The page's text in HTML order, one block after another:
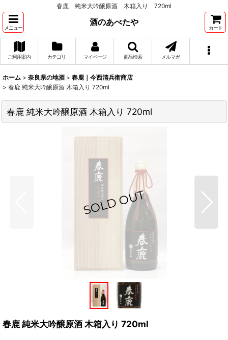
春鹿 純米大吟醸原酒 木箱入り 720ml
メニュー
酒のあべたや
カート
ご利用案内 カテゴリ マイページ 商品検索 メルマガ
ホーム > 奈良県の地酒 > 春鹿｜今西清兵衛商店
> 春鹿 純米大吟醸原酒 木箱入り 720ml
春鹿 純米大吟醸原酒 木箱入り 720ml
春鹿 純米大吟醸原酒 木箱入り 720ml